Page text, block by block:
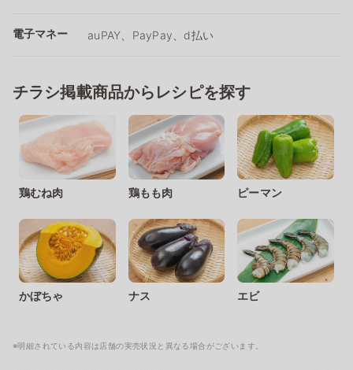
電子マネー auPAY、PayPay、d払い
チラシ掲載商品からレシピを探す
鶏むね肉 鶏もも肉 ピーマン
かぼちゃ ナス エビ
※明細されている内容は店舗の実売状況と異なる場合がございます。